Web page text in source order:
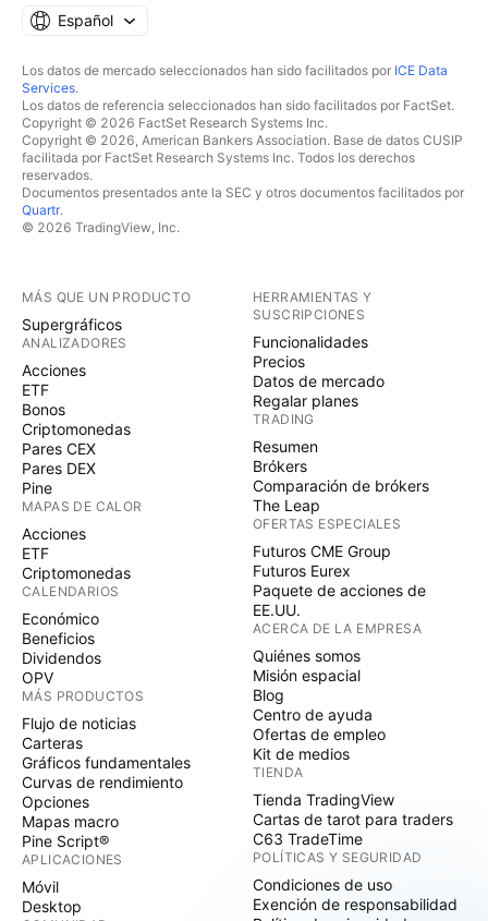
Español
Los datos de mercado seleccionados han sido facilitados por ICE Data
Services.
Los datos de referencia seleccionados han sido facilitados por FactSet.
Copyright © 2026 FactSet Research Systems Inc.
Copyright © 2026, American Bankers Association. Base de datos CUSIP
facilitada por FactSet Research Systems Inc. Todos los derechos
reservados.
Documentos presentados ante la SEC y otros documentos facilitados por
Quartr.
© 2026 TradingView, Inc.
MÁS QUE UN PRODUCTO
Supergráficos
ANALIZADORES
Acciones
ETF
Bonos
Criptomonedas
Pares CEX
Pares DEX
Pine
MAPAS DE CALOR
Acciones
ETF
Criptomonedas
CALENDARIOS
Económico
Beneficios
Dividendos
OPV
MÁS PRODUCTOS
Flujo de noticias
Carteras
Gráficos fundamentales
Curvas de rendimiento
Opciones
Mapas macro
Pine Script®
APLICACIONES
Móvil
Desktop
HERRAMIENTAS Y
SUSCRIPCIONES
Funcionalidades
Precios
Datos de mercado
Regalar planes
TRADING
Resumen
Brókers
Comparación de brókers
The Leap
OFERTAS ESPECIALES
Futuros CME Group
Futuros Eurex
Paquete de acciones de
EE.UU.
ACERCA DE LA EMPRESA
Quiénes somos
Misión espacial
Blog
Centro de ayuda
Ofertas de empleo
Kit de medios
TIENDA
Tienda TradingView
Cartas de tarot para traders
C63 TradeTime
POLÍTICAS Y SEGURIDAD
Condiciones de uso
Exención de responsabilidad